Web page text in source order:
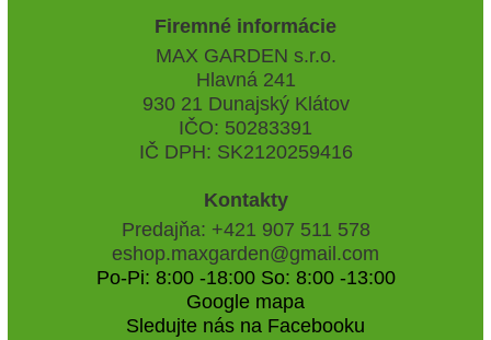
Firemné informácie
MAX GARDEN s.r.o.
Hlavná 241
930 21 Dunajský Klátov
IČO: 50283391
IČ DPH: SK2120259416
Kontakty
Predajňa: +421 907 511 578
eshop.maxgarden@gmail.com
Po-Pi: 8:00 -18:00 So: 8:00 -13:00
Google mapa
Sledujte nás na Facebooku